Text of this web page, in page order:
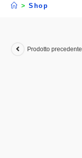
> Shop
Prodotto precedente